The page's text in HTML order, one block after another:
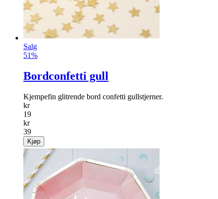
Salg
51%
Bordconfetti gull
Kjempefin glitrende bord confetti gullstjerner.
kr
19
kr
39
Kjøp